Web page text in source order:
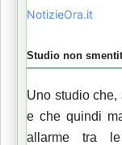
NotizieOra.it
Studio non
Uno studio che,
e che quindi
allarme tra